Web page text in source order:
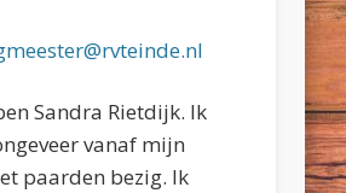
Sandra Rietdijk. Ik
vanaf mijn
paarden bezig. Ik